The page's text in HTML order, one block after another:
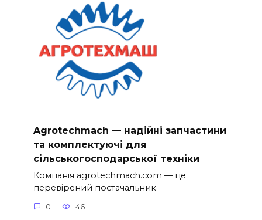
Agrotechmach — надійні запчастини
та комплектуючі для
сільськогосподарської техніки
Компанія agrotechmach.com — це
перевірений постачальник
0 46